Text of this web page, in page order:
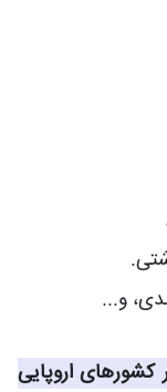
و...
کشورهای اروپایی